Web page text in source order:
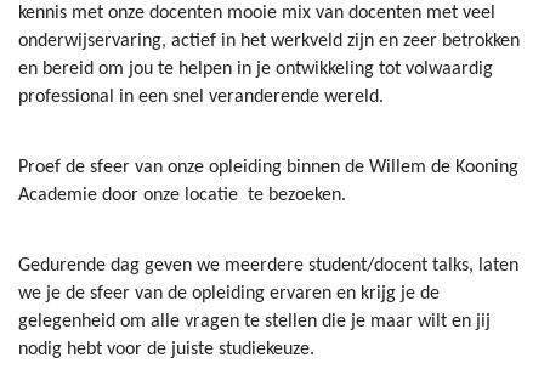
kennis met onze docenten mooie mix van docenten met veel
onderwijservaring, actief in het werkveld zijn en zeer betrokken
en bereid om jou te helpen in je ontwikkeling tot volwaardig
professional in een snel veranderende wereld.
Proef de sfeer van onze opleiding binnen de Willem de Kooning
Academie door onze locatie te bezoeken.
Gedurende dag geven we meerdere student/docent talks, laten
we je de sfeer van de opleiding ervaren en krijg je de
gelegenheid om alle vragen te stellen die je maar wilt en jij
nodig hebt voor de juiste studiekeuze.